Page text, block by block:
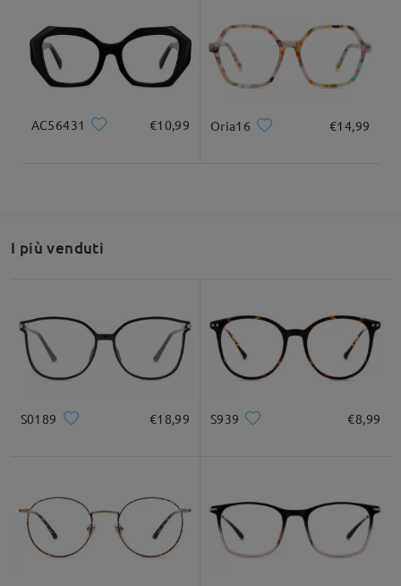
Larghezza totale
132mm/ 5.20pollici
Lunghezza del tempio
142mm/ 5.59pollici
52mm/ 2.05pollici
Raccomandazione su forma di viso
Quadrato Rotondo Cuore Diamante Ovale
Descrizione del prodotto
AC56431 €10,99 Oria16 €14,99
I più venduti
S0189 €18,99 S939 €8,99